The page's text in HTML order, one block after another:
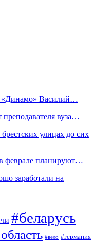
«Динамо» Василий…
преподавателя вуза…
улицах до сих
феврале планируют…
заработали на
#беларусь
#вело #германия